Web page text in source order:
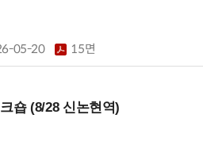
05-20 15면
숍 (8/28 신논현역)